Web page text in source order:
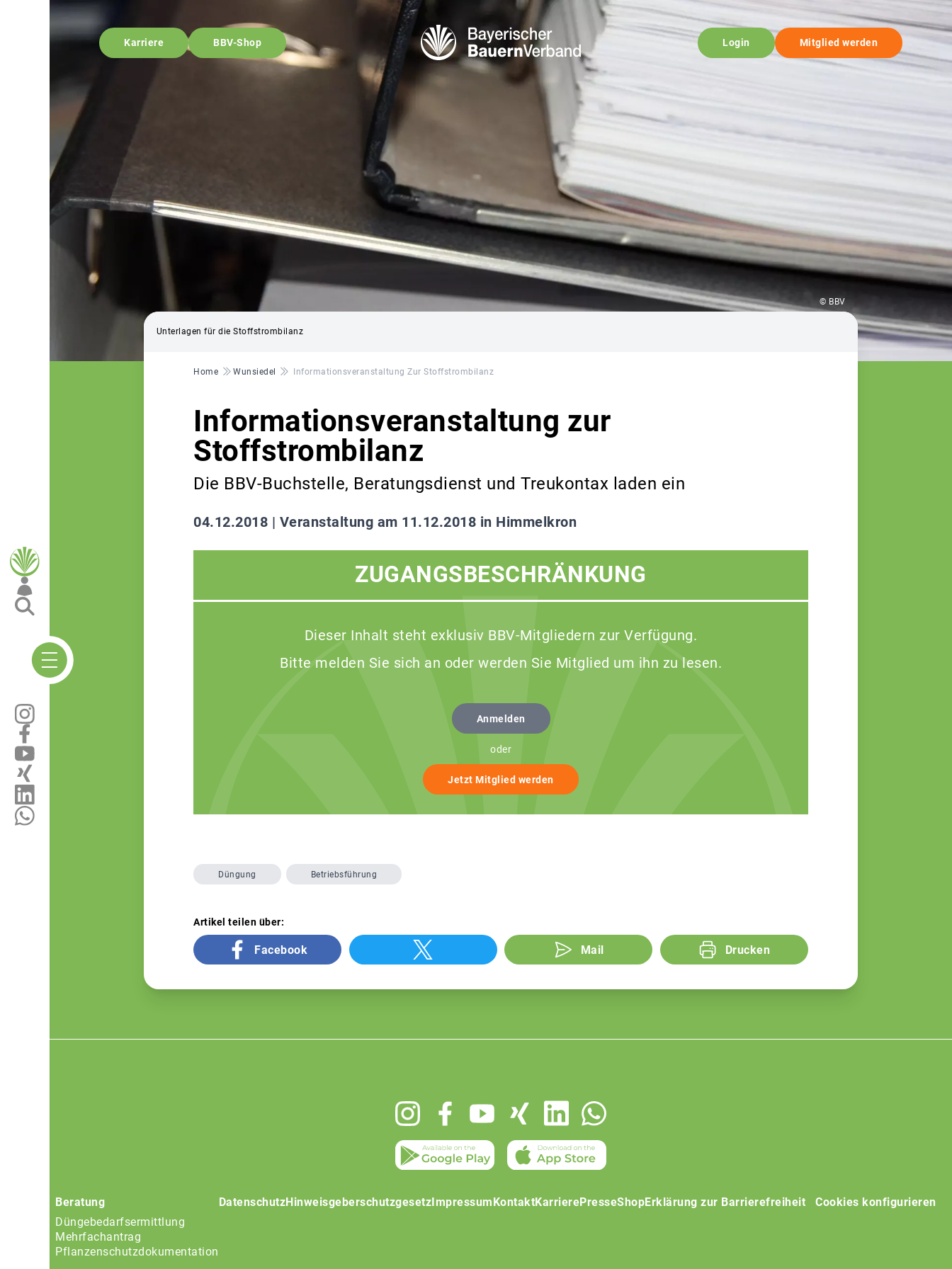
Karriere BBV-Shop Login Mitglied werden
© BBV
Unterlagen für die Stoffstrombilanz
Pfadnavigation
Home Wunsiedel Informationsveranstaltung Zur Stoffstrombilanz
Informationsveranstaltung zur
Stoffstrombilanz
Die BBV-Buchstelle, Beratungsdienst und Treukontax laden ein
04.12.2018 | Veranstaltung am 11.12.2018 in Himmelkron
ZUGANGSBESCHRÄNKUNG
Dieser Inhalt steht exklusiv BBV-Mitgliedern zur Verfügung.
Bitte melden Sie sich an oder werden Sie Mitglied um ihn zu lesen.
Anmelden
oder
Jetzt Mitglied werden
Düngung Betriebsführung
Artikel teilen über:
Facebook Mail Drucken
Beratung
Düngebedarfsermittlung
Mehrfachantrag
Pflanzenschutzdokumentation
DatenschutzHinweisgeberschutzgesetz Impressum KontaktKarrierePresseShopErklärung zur Barrierefreiheit Cookies konfigurieren